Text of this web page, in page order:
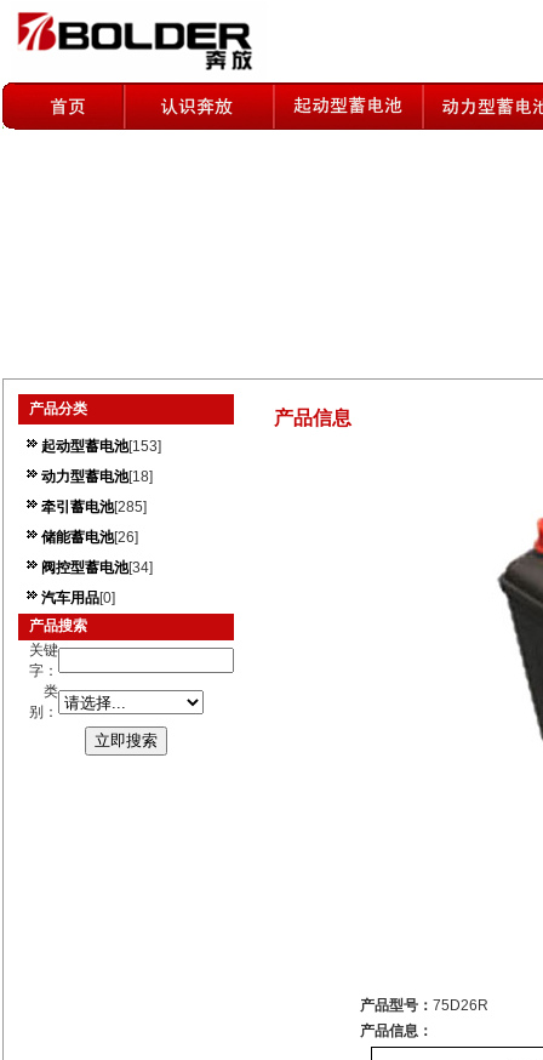
产品分类
起动型蓄电池[153]
动力型蓄电池[18]
牵引蓄电池[285]
储能蓄电池[26]
阀控型蓄电池[34]
汽车用品[0]
产品搜索
关键
字：
类
别：
产品信息
产品型号： 75D26R
产品信息：